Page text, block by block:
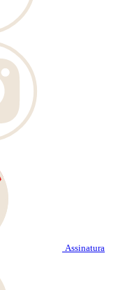
Assinatura